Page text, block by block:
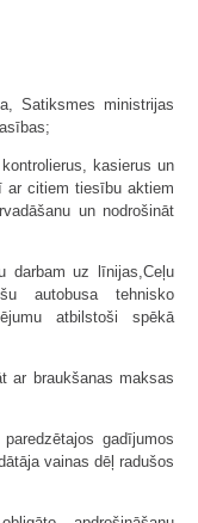
Satiksmes ministrijas
kasierus un
ar citiem tiesību aktiem
un nodrošināt
darbam uz līnijas,Ceļu
autobusa tehnisko
atbilstoši spēkā
ar braukšanas maksas
gadījumos
vainas dēļ radušos